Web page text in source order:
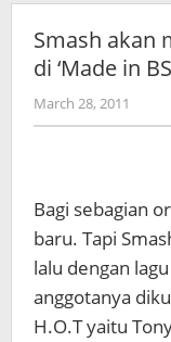
Smash akan
di ‘Made in
March 28, 2011
Bagi sebagian
baru. Tapi
lalu dengan
anggotanya
H.O.T yaitu